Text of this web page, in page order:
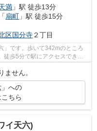
満 」駅 徒歩13分
「 扇町 」駅 徒歩15分
区国分寺２丁目
」です。歩いて342mのところ
歩5分で駅にアクセスできる
ません。
」への
ちら
イ天六)